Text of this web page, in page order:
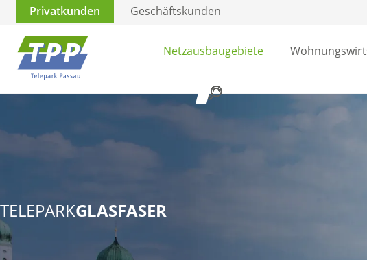
Privatkunden Geschäftskunden
Netzausbaugebiete
TELEPARKGLASFASER